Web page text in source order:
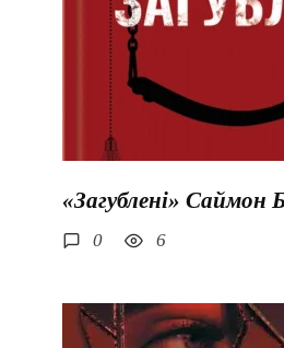
«Загублені» Саймон
0 6